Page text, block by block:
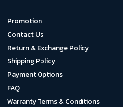
Promotion
Contact Us
Return & Exchange Policy
Shipping Policy
Payment Options
FAQ
Warranty Terms & Conditions